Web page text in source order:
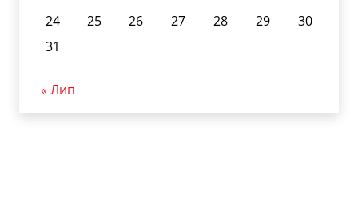
24
25 26 27 28 29
30
31
« Лип